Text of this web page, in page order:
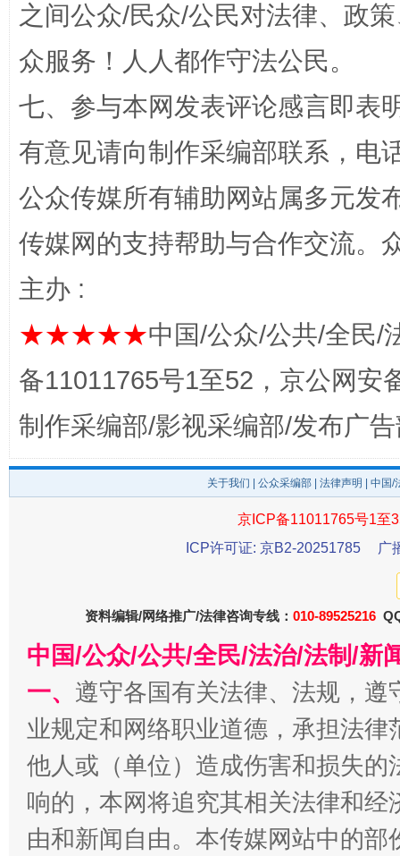
完善运行机制助力责任有效落实
东山县通报“牛蛙产品抗生素超标问题”
揭开“小金库”的免责幌子
之间公众/民众/公民对法律、政
众服务！人人都作守法公民。
七、参与本网发表评论感言即表
有意见请向制作采编部联系，电
公众传媒所有辅助网站属多元发
传媒网的支持帮助与合作交流。
主办 :
★★★★★中国/公众/公共/全民/
备11011765号1至52，京公网安
制作采编部/影视采编部/发布广
关于我们 公众采编部 法律声明 | 中国
京ICP备11011765号1至
ICP许可证: 京B2-20251785
广
资料编辑/网络推广/法律咨询专线： 010-89525216
中国/公众/公共/全民/法治/法制/新
一、 遵守各国有关法律、法规，
业规定和网络职业道德，承担法
他人或（单位）造成伤害和损失
响的，本网将追究其相关法律和
由和新闻自由。本传媒网站中的